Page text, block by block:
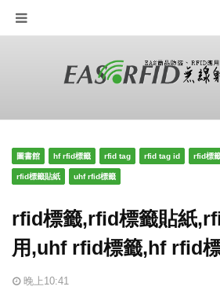
圖書館 hf rfid標籤 rfid tag rfid tag id rfid標
rfid標籤貼紙 uhf rfid標籤
rfid標籤,rfid標籤貼紙
用,uhf rfid標籤,hf rfid
晚上10:41